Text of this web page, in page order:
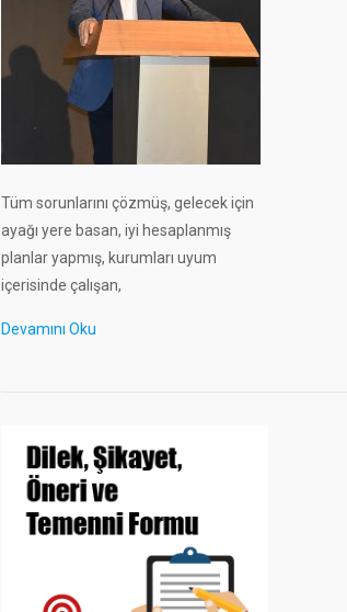
Tüm sorunlarını çözmüş, gelecek için
ayağı yere basan, iyi hesaplanmış
planlar yapmış, kurumları uyum
içerisinde çalışan,
Devamını Oku